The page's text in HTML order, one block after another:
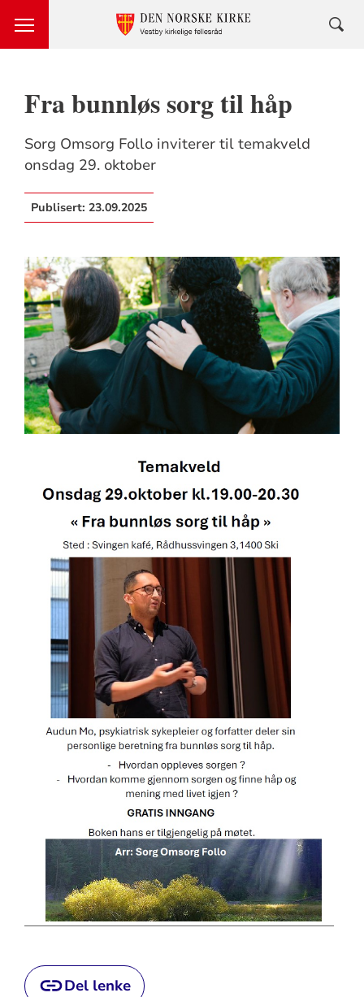
Fra bunnløs sorg til håp
Sorg Omsorg Follo inviterer til temakveld
onsdag 29. oktober
Publisert: 23.09.2025
Del lenke